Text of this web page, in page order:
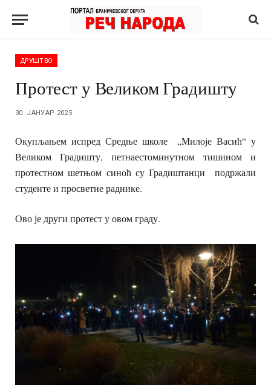
ДРУШТВО
Протест у Великом Градишту
30. ЈАНУАР 2025.
Окупљањем испред Средње школе „Милоје Васић“ у
Великом Градишту, петнаестоминутном тишином и
протестном шетњом синоћ су Градиштанци подржали
студенте и просветне раднике.
Ово је други протест у овом граду.